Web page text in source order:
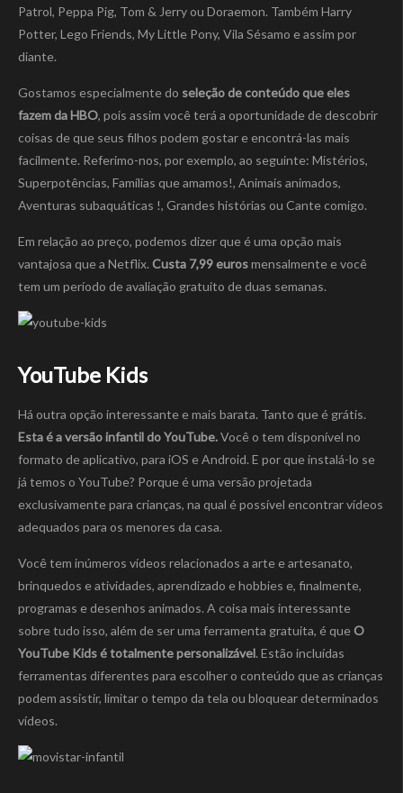
Patrol, Peppa Pig, Tom & Jerry ou Doraemon. Também Harry
Potter, Lego Friends, My Little Pony, Vila Sésamo e assim por
diante.
Gostamos especialmente do seleção de conteúdo que eles
fazem da HBO, pois assim você terá a oportunidade de descobrir
coisas de que seus filhos podem gostar e encontrá-las mais
facilmente. Referimo-nos, por exemplo, ao seguinte: Mistérios,
Superpotências, Famílias que amamos!, Animais animados,
Aventuras subaquáticas !, Grandes histórias ou Cante comigo.
Em relação ao preço, podemos dizer que é uma opção mais
vantajosa que a Netflix. Custa 7,99 eurosmensalmente e você
tem um período de avaliação gratuito de duas semanas.
YouTube Kids
Há outra opção interessante e mais barata. Tanto que é grátis.
Esta é a versão infantil do YouTube.Você o tem disponível no
formato de aplicativo, para iOS e Android. E por que instalá-lo se
já temos o YouTube? Porque é uma versão projetada
exclusivamente para crianças, na qual é possível encontrar vídeos
adequados para os menores da casa.
Você tem inúmeros vídeos relacionados a arte e artesanato,
brinquedos e atividades, aprendizado e hobbies e, finalmente,
programas e desenhos animados. A coisa mais interessante
sobre tudo isso, além de ser uma ferramenta gratuita, é queO
YouTube Kids é totalmente personalizável. Estão incluídas
ferramentas diferentes para escolher o conteúdo que as crianças
podem assistir, limitar o tempo da tela ou bloquear determinados
vídeos.